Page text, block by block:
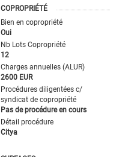
COPROPRIÉTÉ
Bien en copropriété
Oui
Nb Lots Copropriété
12
Charges annuelles (ALUR)
2600 EUR
Procédures diligentées c/
syndicat de copropriété
Pas de procédure en cours
Détail procédure
Citya